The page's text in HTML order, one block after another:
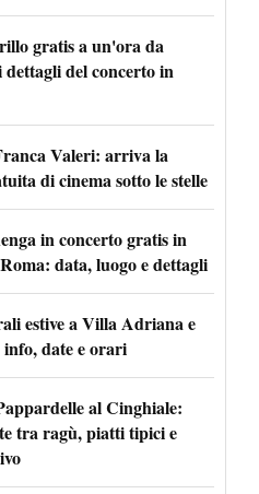
gratis a un'ora da
del concerto in
Valeri: arriva la
di cinema sotto le stelle
in concerto gratis in
data, luogo e dettagli
estive a Villa Adriana e
date e orari
al Cinghiale:
tra ragù, piatti tipici e